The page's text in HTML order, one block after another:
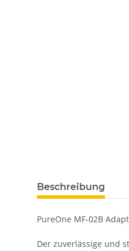
Beschreibung
PureOne MF-02B
Der zuverlässige und